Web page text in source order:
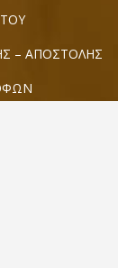
– ΑΠΟΣΤΟΛΗΣ